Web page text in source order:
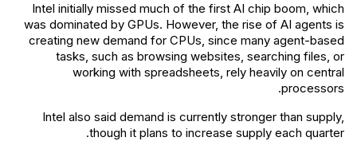
Intel initially missed much of the first AI chip boom, which
was dominated by GPUs. However, the rise of AI agents is
creating new demand for CPUs, since many agent-based
tasks, such as browsing websites, searching files, or
working with spreadsheets, rely heavily on central
processors.
Intel also said demand is currently stronger than supply,
though it plans to increase supply each quarter.